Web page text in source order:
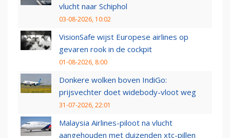
vlucht naar Schiphol
03-08-2026, 10:02
VisionSafe wijst Europese airlines op
gevaren rook in de cockpit
01-08-2026, 8:00
Donkere wolken boven IndiGo:
prijsvechter doet widebody-vloot weg
31-07-2026, 22:01
Malaysia Airlines-piloot na vlucht
aangehouden met duizenden xtc-pillen